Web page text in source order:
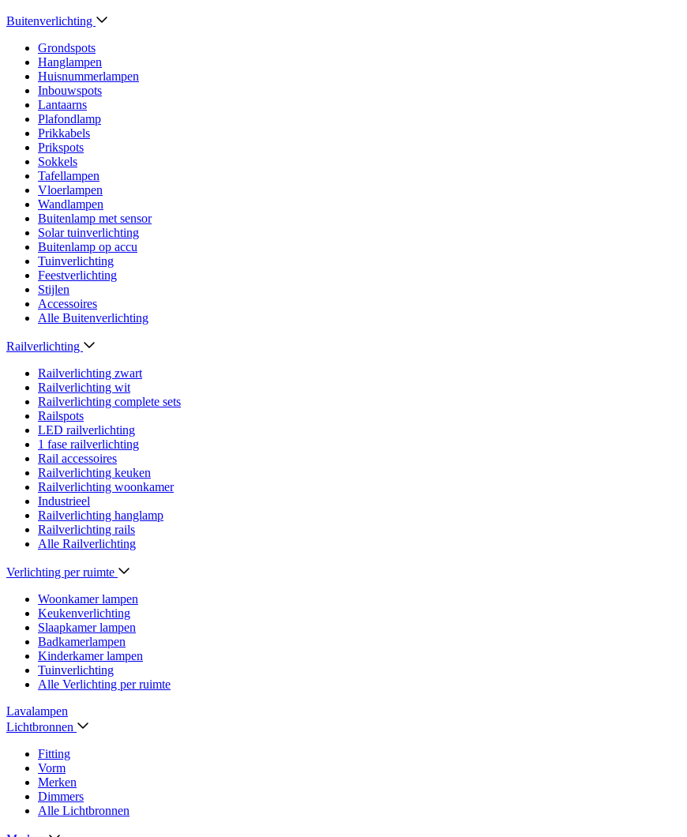
Buitenverlichting
Grondspots
Hanglampen
Huisnummerlampen
Inbouwspots
Lantaarns
Plafondlamp
Prikkabels
Prikspots
Sokkels
Tafellampen
Vloerlampen
Wandlampen
Buitenlamp met sensor
Solar tuinverlichting
Buitenlamp op accu
Tuinverlichting
Feestverlichting
Stijlen
Accessoires
Alle Buitenverlichting
Railverlichting
Railverlichting zwart
Railverlichting wit
Railverlichting complete sets
Railspots
LED railverlichting
1 fase railverlichting
Rail accessoires
Railverlichting keuken
Railverlichting woonkamer
Industrieel
Railverlichting hanglamp
Railverlichting rails
Alle Railverlichting
Verlichting per ruimte
Woonkamer lampen
Keukenverlichting
Slaapkamer lampen
Badkamerlampen
Kinderkamer lampen
Tuinverlichting
Alle Verlichting per ruimte
Lavalampen
Lichtbronnen
Fitting
Vorm
Merken
Dimmers
Alle Lichtbronnen